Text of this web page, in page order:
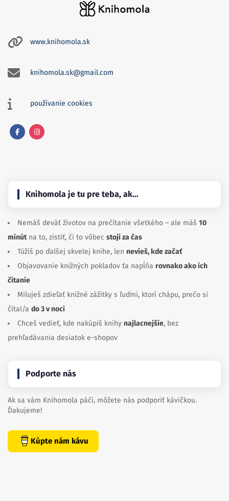
www.knihomola.sk
knihomola.sk@gmail.com
používanie cookies
Knihomola je tu pre teba, ak…
Nemáš deväť životov na prečítanie všetkého – ale máš 10
minútna to, zistiť, či to vôbec stojí za čas
Túžiš po ďalšej skvelej knihe, len nevieš, kde začať
Objavovanie knižných pokladov ťa napĺňa rovnako ako ich
čítanie
Miluješ zdieľať knižné zážitky s ľuďmi, ktorí chápu, prečo si
čítal/a do 3 v noci
Chceš vedieť, kde nakúpiš knihy najlacnejšie, bez
prehľadávania desiatok e-shopov
Podporte nás
Ak sa vám Knihomola páči, môžete nás podporiť kávičkou.
Ďakujeme!
Kúpte nám kávu